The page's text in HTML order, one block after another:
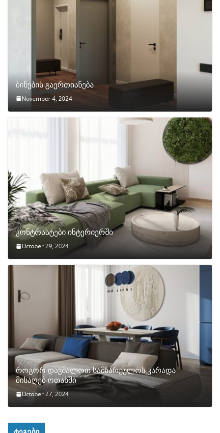
ბინების გაერთიანება
November 4, 2024
კონტრასტები ინტერიერში
October 29, 2024
როგორ დავმალოთ სამზარეულოს კარადა
მისაღებ ოთახში
October 27, 2024